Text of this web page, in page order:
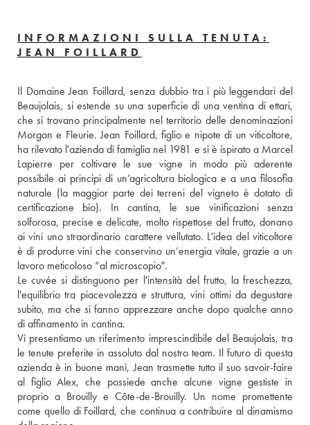
INFORMAZIONI SULLA TENUTA:
JEAN FOILLARD
Il Domaine Jean Foillard, senza dubbio tra i più leggendari del
Beaujolais, si estende su una superficie di una ventina di ettari,
che si trovano principalmente nel territorio delle denominazioni
Morgon e Fleurie. Jean Foillard, figlio e nipote di un viticoltore,
ha rilevato l'azienda di famiglia nel 1981 e si è ispirato a Marcel
Lapierre per coltivare le sue vigne in modo più aderente
possibile ai principi di un’agricoltura biologica e a una filosofia
naturale (la maggior parte dei terreni del vigneto è dotato di
certificazione bio). In cantina, le sue vinificazioni senza
solforosa, precise e delicate, molto rispettose del frutto, donano
ai vini uno straordinario carattere vellutato. L'idea del viticoltore
è di produrre vini che conservino un’energia vitale, grazie a un
lavoro meticoloso “al microscopio".
Le cuvée si distinguono per l'intensità del frutto, la freschezza,
l'equilibrio tra piacevolezza e struttura, vini ottimi da degustare
subito, ma che si fanno apprezzare anche dopo qualche anno
di affinamento in cantina.
Vi presentiamo un riferimento imprescindibile del Beaujolais, tra
le tenute preferite in assoluto dal nostro team. Il futuro di questa
azienda è in buone mani, Jean trasmette tutto il suo savoir-faire
al figlio Alex, che possiede anche alcune vigne gestiste in
proprio a Brouilly e Côte-de-Brouilly. Un nome promettente
come quello di Foillard, che continua a contribuire al dinamismo